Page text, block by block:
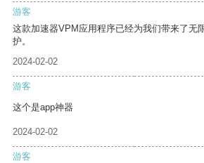
游客
这款加速器VPM应用程序已经为我们带来了无
护。
2024-02-02
游客
这个是app神器
2024-02-02
游客